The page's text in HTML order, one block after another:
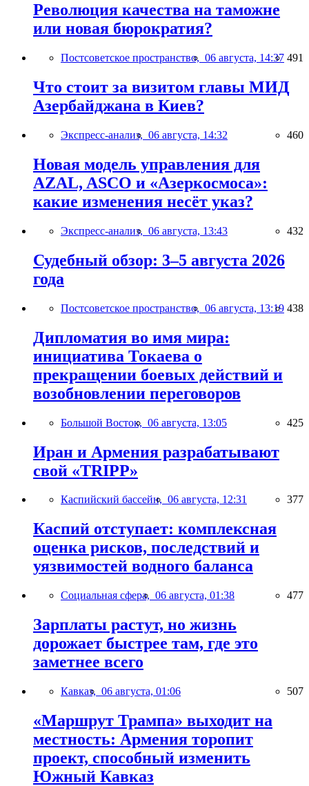
Революция качества на таможне
или новая бюрократия?
Постсоветское пространство, 06 августа, 14:37 491
Что стоит за визитом главы МИД
Азербайджана в Киев?
Экспресс-анализ, 06 августа, 14:32 460
Новая модель управления для
AZAL, ASCO и «Азеркосмоса»:
какие изменения несёт указ?
Экспресс-анализ, 06 августа, 13:43 432
Судебный обзор: 3–5 августа 2026
года
Постсоветское пространство, 06 августа, 13:19 438
Дипломатия во имя мира:
инициатива Токаева о
прекращении боевых действий и
возобновлении переговоров
Большой Восток, 06 августа, 13:05 425
Иран и Армения разрабатывают
свой «TRIPP»
Каспийский бассейн, 06 августа, 12:31 377
Каспий отступает: комплексная
оценка рисков, последствий и
уязвимостей водного баланса
Социальная сфера, 06 августа, 01:38 477
Зарплаты растут, но жизнь
дорожает быстрее там, где это
заметнее всего
Кавказ, 06 августа, 01:06 507
«Маршрут Трампа» выходит на
местность: Армения торопит
проект, способный изменить
Южный Кавказ